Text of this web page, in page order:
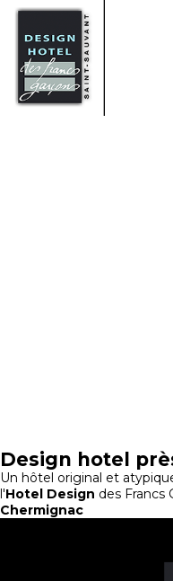
Design hotel
Un hôtel original et
l'Hotel Design des Francs
Chermignac